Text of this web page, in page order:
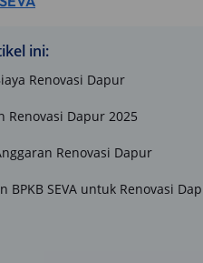
ini:
Renovasi Dapur
Renovasi Dapur 2025
Renovasi Dapur
BPKB SEVA untuk Renovasi